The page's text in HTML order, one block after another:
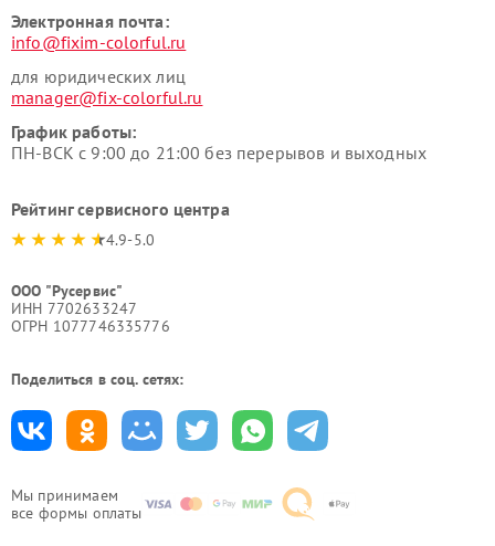
Мы принимаем
все формы оплаты
Электронная почта:
info@fixim-colorful.ru
для юридических лиц
manager@fix-colorful.ru
График работы:
ПН-ВСК с 9:00 до 21:00 без перерывов и выходных
Рейтинг сервисного центра
4.9-5.0
ООО "Русервис"
ИНН 7702633247
ОГРН 1077746335776
Поделиться в соц. сетях: